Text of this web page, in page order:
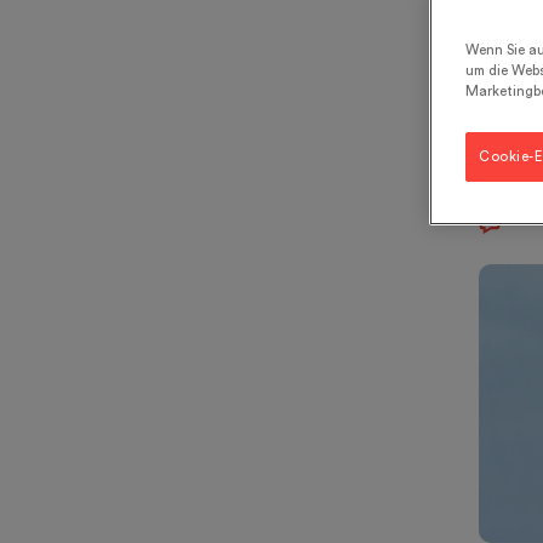
vor
0
Wenn Sie
um die
Cookie-